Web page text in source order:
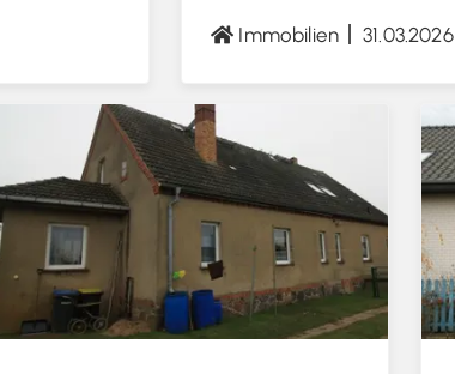
Immobilien 31.03.2026